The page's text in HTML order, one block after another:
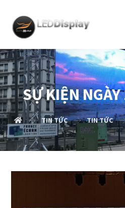
SỰ KIỆN
TIN TỨC TIN TỨC